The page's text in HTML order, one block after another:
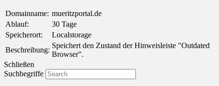
Domainname: mueritzportal.de
Ablauf:
30 Tage
Speicherort:
Localstorage
Beschreibung:
Speichert den Zustand der Hinweisleiste "Outdated
Browser".
Schließen
Suchbegriffe